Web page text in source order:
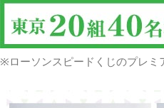
※ローソンスピードくじのプレミ